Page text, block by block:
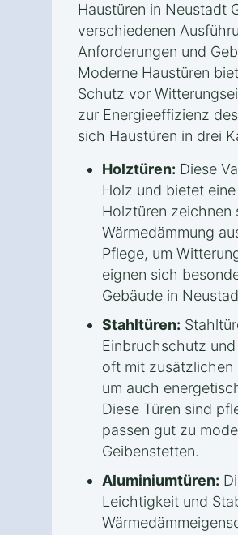
Haustüren in Neustadt
verschiedenen
Anforderungen und
Moderne Haustüren
Schutz vor
zur Energieeffizienz
sich Haustüren in drei
Holztüren: Diese
Holz und bietet
Holztüren
Wärmedämmung
Pflege, um
eignen sich
Gebäude in
Stahltüren:
Einbruchschutz
oft mit zusätzlichen
um auch
Diese Türen sind
passen gut zu
Geibenstetten.
Aluminiumtüren:
Leichtigkeit und